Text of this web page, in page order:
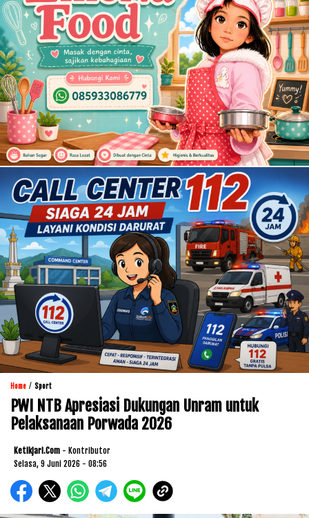
Home / Sport
PWI NTB Apresiasi Dukungan Unram untuk
Pelaksanaan Porwada 2026
Ketikjari.com - Kontributor
Selasa, 9 Juni 2026 - 08:56